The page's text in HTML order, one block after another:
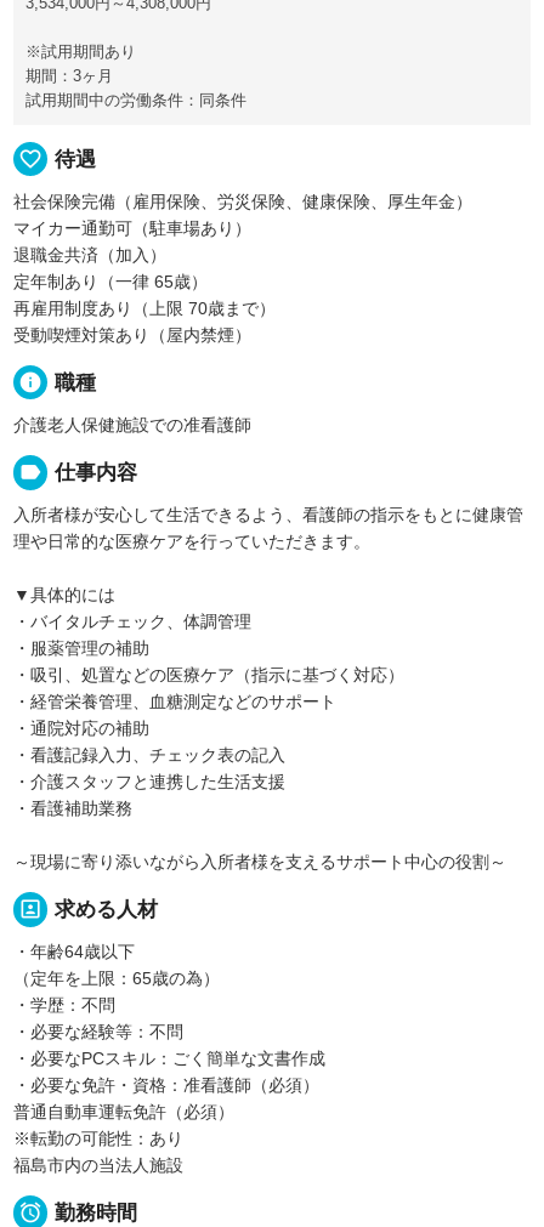
3,534,000円～4,308,000円
※試用期間あり
期間：3ヶ月
試用期間中の労働条件：同条件
favorite_border 待遇
社会保険完備（雇用保険、労災保険、健康保険、厚生年金）
マイカー通勤可（駐車場あり）
退職金共済（加入）
定年制あり（一律 65歳）
再雇用制度あり（上限 70歳まで）
受動喫煙対策あり（屋内禁煙）
info 職種
介護老人保健施設での准看護師
label 仕事内容
入所者様が安心して生活できるよう、看護師の指示をもとに健康管
理や日常的な医療ケアを行っていただきます。
▼具体的には
・バイタルチェック、体調管理
・服薬管理の補助
・吸引、処置などの医療ケア（指示に基づく対応）
・経管栄養管理、血糖測定などのサポート
・通院対応の補助
・看護記録入力、チェック表の記入
・介護スタッフと連携した生活支援
・看護補助業務
～現場に寄り添いながら入所者様を支えるサポート中心の役割～
portrait 求める人材
・年齢64歳以下
（定年を上限：65歳の為）
・学歴：不問
・必要な経験等：不問
・必要なPCスキル：ごく簡単な文書作成
・必要な免許・資格：准看護師（必須）
普通自動車運転免許（必須）
※転勤の可能性：あり
福島市内の当法人施設
 勤務時間